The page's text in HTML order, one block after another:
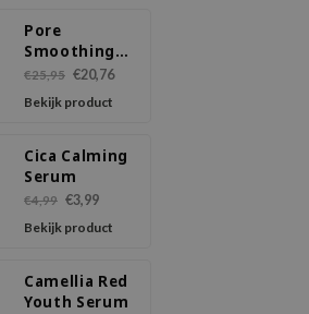
Pore
Smoothing
Bakuchiol
Serum
€25,95 €20,76
Bekijk product
Cica Calming
Serum
€4,99 €3,99
Bekijk product
Camellia Red
Youth Serum